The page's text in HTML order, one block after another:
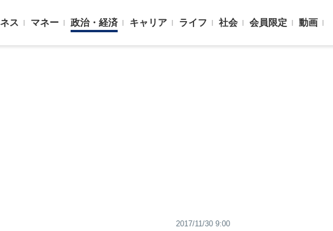
ス マネー 政治・経済 キャリア ライフ 社会 会員限定 動画
2017/11/30 9:00